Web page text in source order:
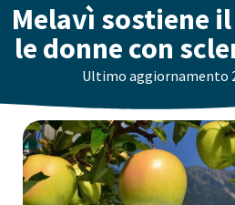
Melavì sostiene
le donne con
Ultimo aggiornamento